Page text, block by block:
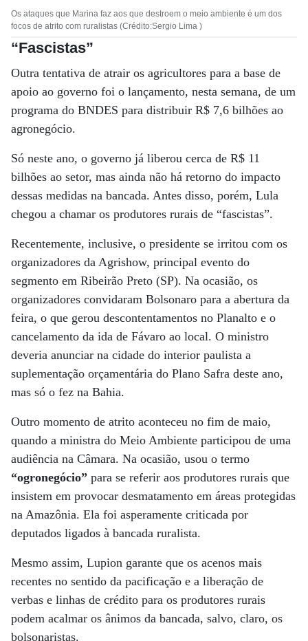
Os ataques que Marina faz aos que destroem o meio ambiente é um dos
focos de atrito com ruralistas (Crédito:Sergio Lima )
“Fascistas”
Outra tentativa de atrair os agricultores para a base de
apoio ao governo foi o lançamento, nesta semana, de um
programa do BNDES para distribuir R$ 7,6 bilhões ao
agronegócio.
Só neste ano, o governo já liberou cerca de R$ 11
bilhões ao setor, mas ainda não há retorno do impacto
dessas medidas na bancada. Antes disso, porém, Lula
chegou a chamar os produtores rurais de “fascistas”.
Recentemente, inclusive, o presidente se irritou com os
organizadores da Agrishow, principal evento do
segmento em Ribeirão Preto (SP). Na ocasião, os
organizadores convidaram Bolsonaro para a abertura da
feira, o que gerou descontentamentos no Planalto e o
cancelamento da ida de Fávaro ao local. O ministro
deveria anunciar na cidade do interior paulista a
suplementação orçamentária do Plano Safra deste ano,
mas só o fez na Bahia.
Outro momento de atrito aconteceu no fim de maio,
quando a ministra do Meio Ambiente participou de uma
audiência na Câmara. Na ocasião, usou o termo
“ogronegócio” para se referir aos produtores rurais que
insistem em provocar desmatamento em áreas protegidas
na Amazônia. Ela foi asperamente criticada por
deputados ligados à bancada ruralista.
Mesmo assim, Lupion garante que os acenos mais
recentes no sentido da pacificação e a liberação de
verbas e linhas de crédito para os produtores rurais
podem acalmar os ânimos da bancada, salvo, claro, os
bolsonaristas.